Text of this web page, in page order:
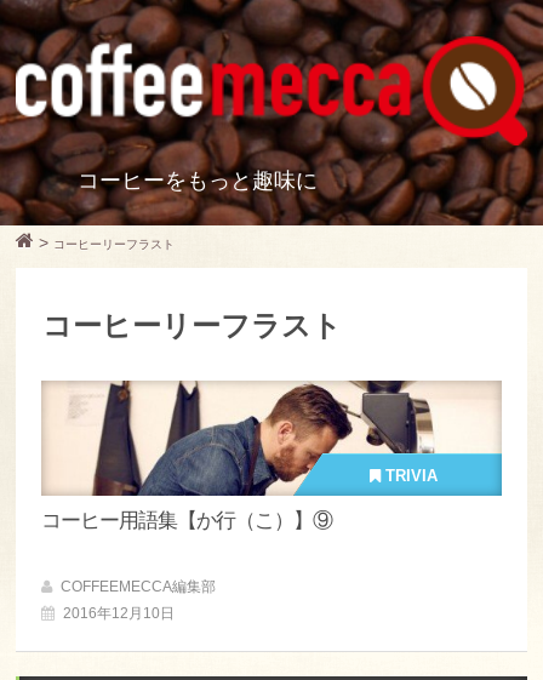
コーヒーをもっと趣味に
> コーヒーリーフラスト
コーヒーリーフラスト
TRIVIA
コーヒー用語集【か行（こ）】⑨
COFFEEMECCA編集部
2016年12月10日